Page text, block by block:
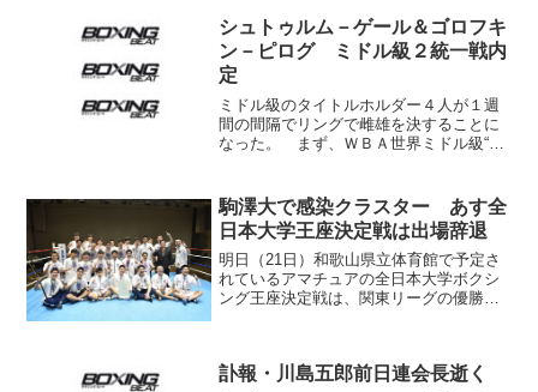
の額なんと3億ドル（約368億円）。ゴル
フのスター選...
シュトゥルム－ゲール＆ゴロフキ
ン－ピログ ミドル級２統一戦内
定
ミドル級のタイトルホルダー４人が１週
間の間隔でリングで雌雄を決することに
なった。 まず、ＷＢＡ世界ミドル級“ス
ール（豪州）とベルトをかけて９月１
日、ドイツ国内（会場は...
駒澤大で感染クラスター あす全
日本大学王座決定戦は出場辞退
明日（21日）和歌山県立体育館で予定さ
れているアマチュアの全日本大学ボクシ
ング王座決定戦は、関東リーグの優勝
況ではなくなっている。 ...
訃報・川島五郎前日連会長逝く